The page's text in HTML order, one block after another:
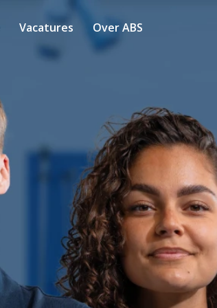
Vacatures Over ABS